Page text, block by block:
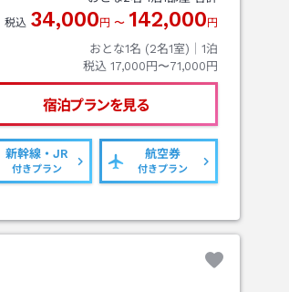
税込 34,000 円 〜 142,000 円
おとな1名 (2名1室)｜ 1泊
税込 17,000円〜71,000円
宿泊プランを見る
新幹線・JR
付きプラン
航空券
付きプラン